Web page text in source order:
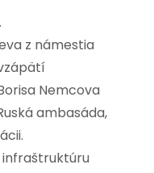
z námestia
Nemcova
ambasáda,
infraštruktúru